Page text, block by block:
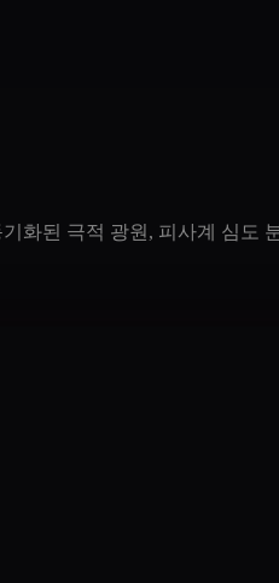
된 극적 광원, 피사계 심도